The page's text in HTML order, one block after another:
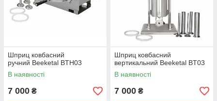
Шприц ковбасний
ручний Beeketal BTH03
В наявності
7 000 ₴
Шприц ковбасний
вертикальний Beeketal BT03
В наявності
7 000 ₴